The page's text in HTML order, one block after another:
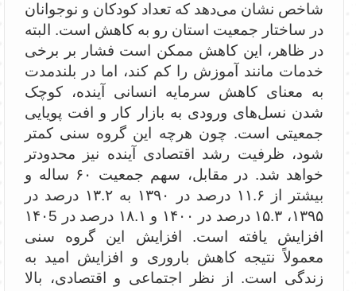
شاخص نشان می‌دهد که تعداد کودکان و نوجوانان
در ساختار جمعیت استان رو به کاهش است. البته
در ظاهر، این کاهش ممکن است فشار بر برخی
خدمات مانند آموزش را کم کند، اما در بلندمدت
به معنای کاهش سرمایه انسانی آینده، کوچک
شدن نسل‌های ورودی به بازار کار و افت پویایی
جمعیتی است. چون هرچه این گروه سنی کمتر
شود، ظرفیت رشد اقتصادی آینده نیز محدودتر
خواهد شد. در مقابل، سهم جمعیت ۶۰ ساله و
بیشتر از ۱۱.۶ درصد در ۱۳۹۰ به ۱۳.۲ درصد در
۱۳۹۵، ۱۵.۳ درصد در ۱۴۰۰ و ۱۸.۱ درصد در ۱۴۰5
افزایش یافته است. افزایش این گروه سنی
معمولاً نتیجه کاهش باروری و افزایش امید به
زندگی است. از نظر اجتماعی و اقتصادی، بالا